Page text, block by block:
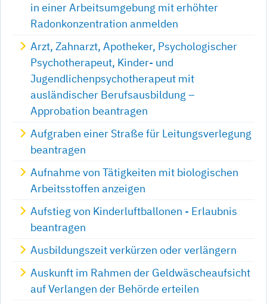
in einer Arbeitsumgebung mit erhöhter
Radonkonzentration anmelden
Arzt, Zahnarzt, Apotheker, Psychologischer
Psychotherapeut, Kinder- und
Jugendlichenpsychotherapeut mit
ausländischer Berufsausbildung –
Approbation beantragen
Aufgraben einer Straße für Leitungsverlegung
beantragen
Aufnahme von Tätigkeiten mit biologischen
Arbeitsstoffen anzeigen
Aufstieg von Kinderluftballonen - Erlaubnis
beantragen
Ausbildungszeit verkürzen oder verlängern
Auskunft im Rahmen der Geldwäscheaufsicht
auf Verlangen der Behörde erteilen